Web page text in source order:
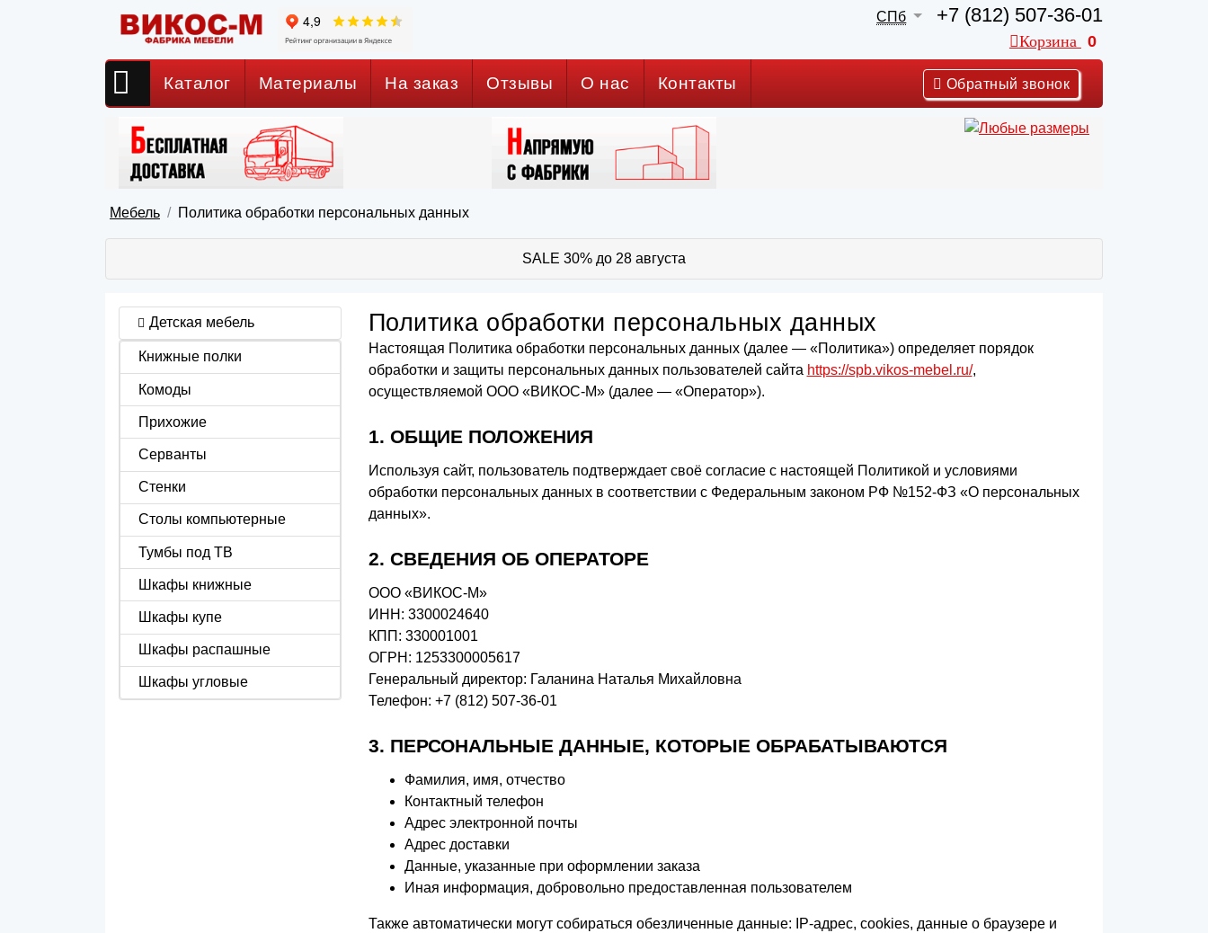
СПб +7 (812) 507-36-01
Корзина 0
Каталог Материалы На заказ Отзывы О нас Контакты Обратный звонок
Мебель Политика обработки персональных данных
SALE 30% до 28 августа
Детская мебель
Книжные полки
Комоды
Прихожие
Серванты
Стенки
Столы компьютерные
Тумбы под ТВ
Шкафы книжные
Шкафы купе
Шкафы распашные
Шкафы угловые
Политика обработки персональных данных
Настоящая Политика обработки персональных данных (далее — «Политика») определяет порядок
обработки и защиты персональных данных пользователей сайта https://spb.vikos-mebel.ru/,
осуществляемой ООО «ВИКОС-М» (далее — «Оператор»).
1. ОБЩИЕ ПОЛОЖЕНИЯ
Используя сайт, пользователь подтверждает своё согласие с настоящей Политикой и условиями
обработки персональных данных в соответствии с Федеральным законом РФ №152-ФЗ «О персональных
данных».
2. СВЕДЕНИЯ ОБ ОПЕРАТОРЕ
ООО «ВИКОС-М»
ИНН: 3300024640
КПП: 330001001
ОГРН: 1253300005617
Генеральный директор: Галанина Наталья Михайловна
Телефон: +7 (812) 507-36-01
3. ПЕРСОНАЛЬНЫЕ ДАННЫЕ, КОТОРЫЕ ОБРАБАТЫВАЮТСЯ
Фамилия, имя, отчество
Контактный телефон
Адрес электронной почты
Адрес доставки
Данные, указанные при оформлении заказа
Иная информация, добровольно предоставленная пользователем
Также автоматически могут собираться обезличенные данные: IP-адрес, cookies, данные о браузере и